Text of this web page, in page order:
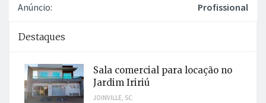
Anúncio: Profissional
Destaques
Sala comercial para locação no
Jardim Iririú
JOINVILLE, SC